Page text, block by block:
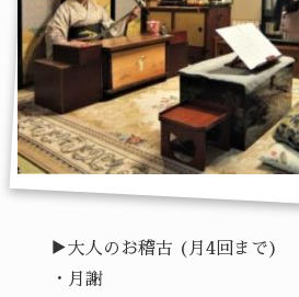
▶︎大人のお稽古 (月4回まで)
・月謝